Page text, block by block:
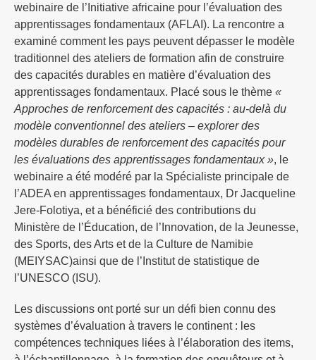
webinaire de l’Initiative africaine pour l’évaluation des
apprentissages fondamentaux (AFLAI). La rencontre a
examiné comment les pays peuvent dépasser le modèle
traditionnel des ateliers de formation afin de construire
des capacités durables en matière d’évaluation des
apprentissages fondamentaux. Placé sous le thème «
Approches de renforcement des capacités : au-delà du
modèle conventionnel des ateliers – explorer des
modèles durables de renforcement des capacités pour
les évaluations des apprentissages fondamentaux », le
webinaire a été modéré par la Spécialiste principale de
l’ADEA en apprentissages fondamentaux, Dr Jacqueline
Jere-Folotiya, et a bénéficié des contributions du
Ministère de l’Éducation, de l’Innovation, de la Jeunesse,
des Sports, des Arts et de la Culture de Namibie
(MEIYSAC)ainsi que de l’Institut de statistique de
l’UNESCO (ISU).
Les discussions ont porté sur un défi bien connu des
systèmes d’évaluation à travers le continent : les
compétences techniques liées à l’élaboration des items,